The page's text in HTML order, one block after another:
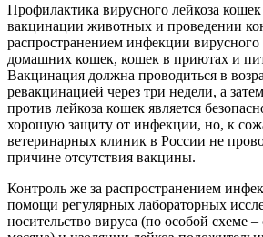
Профилактика вирусного лейкоза кошек
вакцинации животных и проведении
распространением инфекции вирусного
домашних кошек, кошек в приютах и
Вакцинация должна проводиться в
ревакцинацией через три недели, а
против лейкоза кошек является
хорошую защиту от инфекции, но, к
ветеринарных клиник в России не
причине отсутствия вакцины.
Контроль же за распространением
помощи регулярных лабораторных
носительство вируса (по особой схеме